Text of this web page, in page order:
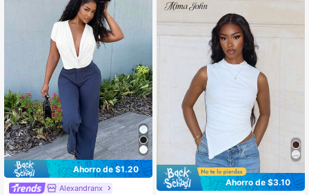
Ahorro de $1.20
Alexandranx
Ahorro de $3.10